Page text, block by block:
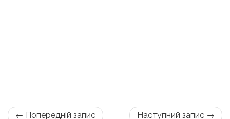
← Попередній запис Наступний запис →